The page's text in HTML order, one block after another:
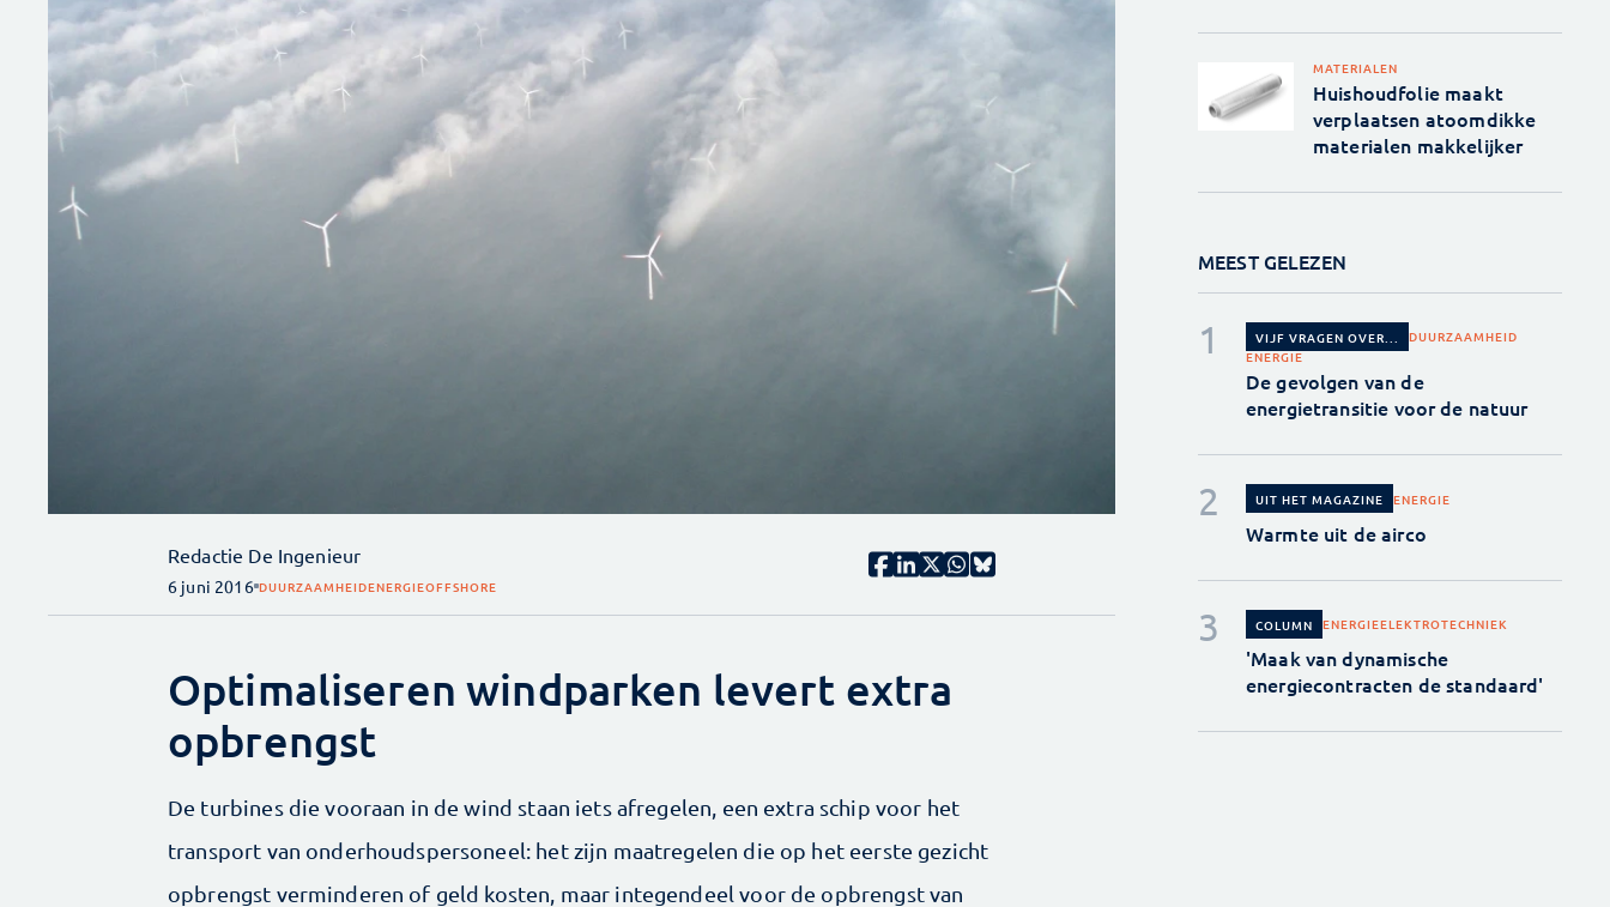
Redactie De Ingenieur
6 juni 2016 DUURZAAMHEIDENERGIEOFFSHORE
Optimaliseren windparken levert extra
opbrengst
De turbines die vooraan in de wind staan iets afregelen, een extra schip voor het
transport van onderhoudspersoneel: het zijn maatregelen die op het eerste gezicht
opbrengst verminderen of geld kosten, maar integendeel voor de opbrengst van
MATERIALEN
Huishoudfolie maakt
verplaatsen atoomdikke
materialen makkelijker
MEEST GELEZEN
VIJF VRAGEN OVER...
DUURZAAMHEID
ENERGIE
De gevolgen van de
energietransitie voor de natuur
UIT HET MAGAZINE ENERGIE
Warmte uit de airco
COLUMN ENERGIEELEKTROTECHNIEK
'Maak van dynamische
energiecontracten de standaard'